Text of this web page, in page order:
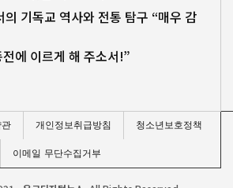
의 기독교 역사와 전통 탐구 “매우 감
에 이르게 해 주소서!”
개인정보취급방침
청소년보호정책
이메일 무단수집거부